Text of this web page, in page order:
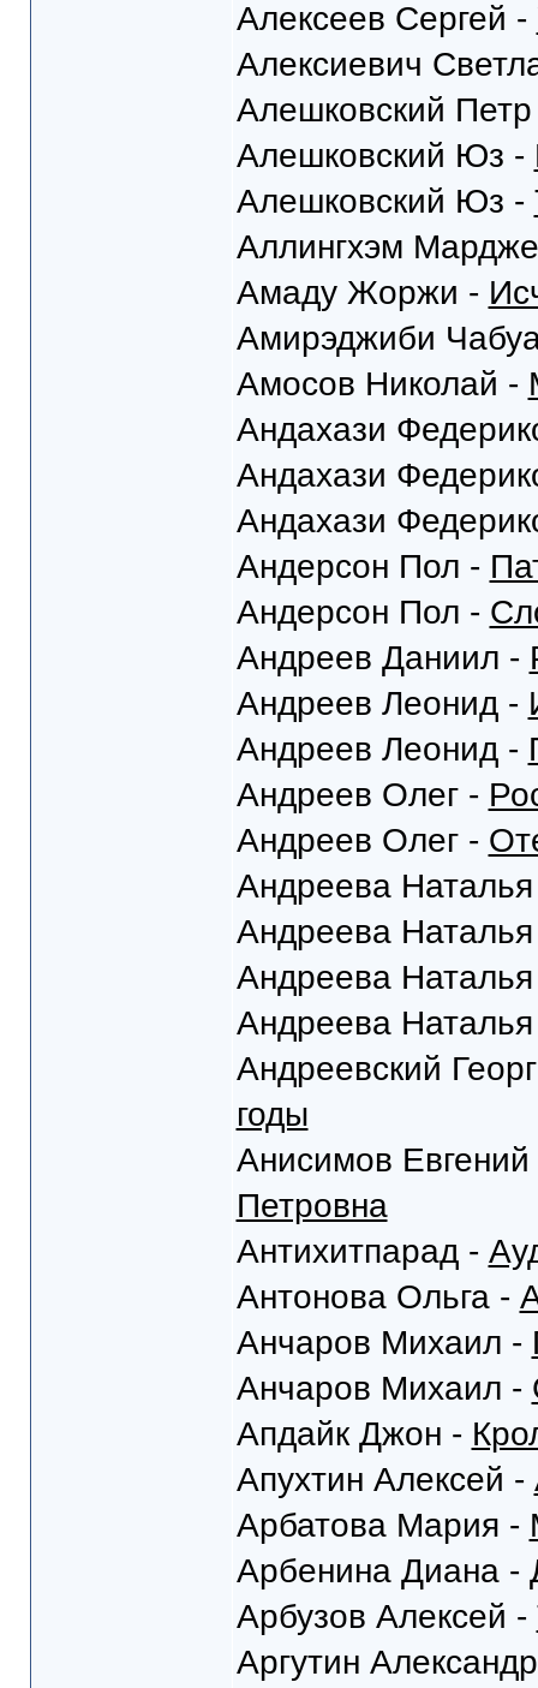
Алексеев Сергей -
Алексиевич
Алешковский
Алешковский Юз -
Алешковский Юз -
Аллингхэм
Амаду Жоржи -
Амирэджиби
Амосов Николай -
Андахази
Андахази
Андахази
Андерсон Пол -
Андерсон Пол -
Андреев Даниил -
Андреев Леонид -
Андреев Леонид -
Андреев Олег -
Андреев Олег -
Андреева
Андреева
Андреева
Андреева
Андреевский
годы
Анисимов
Петровна
Антихитпарад -
Антонова Ольга -
Анчаров Михаил -
Анчаров Михаил -
Апдайк Джон -
Апухтин Алексей -
Арбатова Мария -
Арбенина Диана -
Арбузов Алексей -
Аргутин